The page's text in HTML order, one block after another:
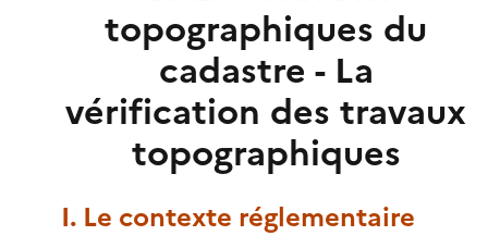
topographiques du
cadastre - La
vérification des travaux
topographiques
I. Le contexte réglementaire